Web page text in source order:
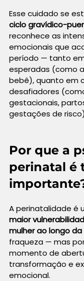
Esse cuidado se
ciclo gravídico-
reconhece as
emocionais que
período — tanto
esperadas (como
bebê), quanto em
desafiadores
gestacionais,
gestações de
Por que a
perinatal é
A perinatalidade é
maior
mulher ao longo da
fraqueza — mas
momento de
transformação e
emocional.